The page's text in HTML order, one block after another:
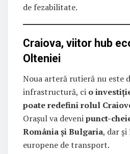
de fezabilitate.
Craiova, viitor hub
Olteniei
Noua arteră rutieră nu este
infrastructură, ci o
poate redefini rolul
Orașul va devenipunct-
România și Bulgaria, dar
europene de transport.